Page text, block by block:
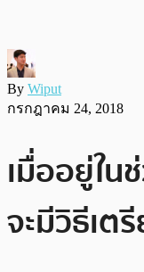
By Wiput
กรกฎาคม 24, 2018
เมื่ออยู่ใน
จะมีวิธีเต